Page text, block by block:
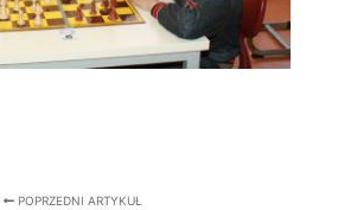
POPRZEDNI ARTYKUŁ